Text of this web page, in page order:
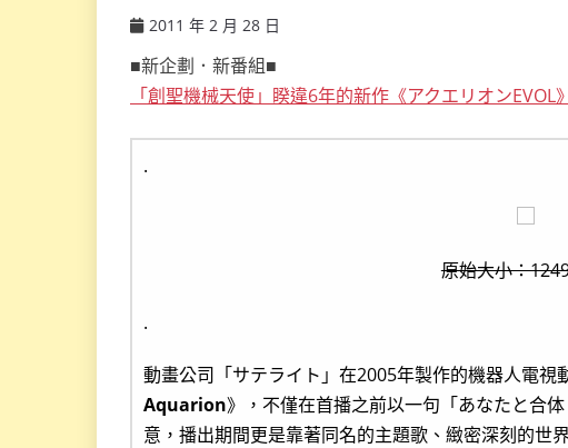
2011 年 2 月 28 日
■新企劃．新番組■
「創聖機械天使」睽違6年的新作《アクエリオンEVOL
.
原始大小：
.
動畫公司「サテライト」在2005年製作的機器人電視
Aquarion》，不僅在首播之前以一句「あなたと合
意，播出期間更是靠著同名的主題歌、緻密深刻的世